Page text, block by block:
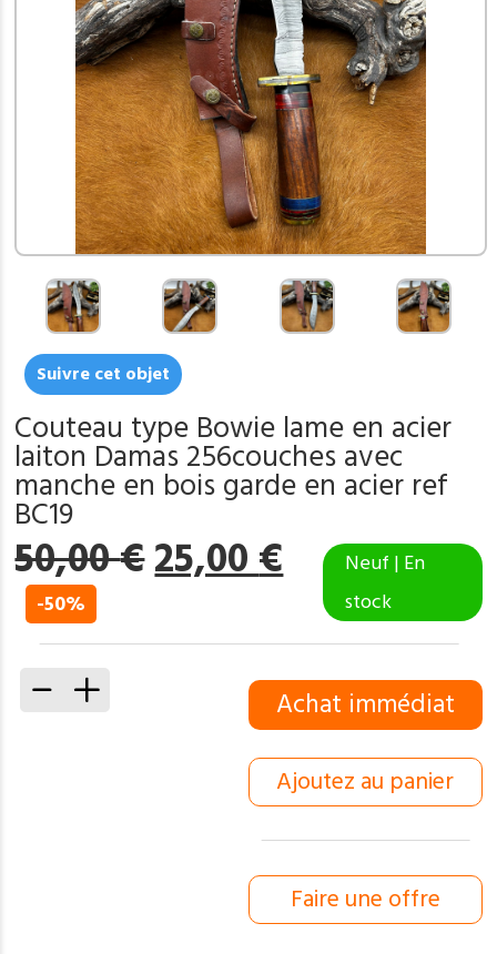
Suivre cet objet
Couteau type Bowie lame en acier
laiton Damas 256couches avec
manche en bois garde en acier ref
BC19
50,00€Le
initial
était :
50,00 €.
25,00€Le
prix
actuel
est :
25,00 €.
-50%
Neuf | En
stock
quantité
Achat immédiat
Ajoutez au panier
Faire une offre